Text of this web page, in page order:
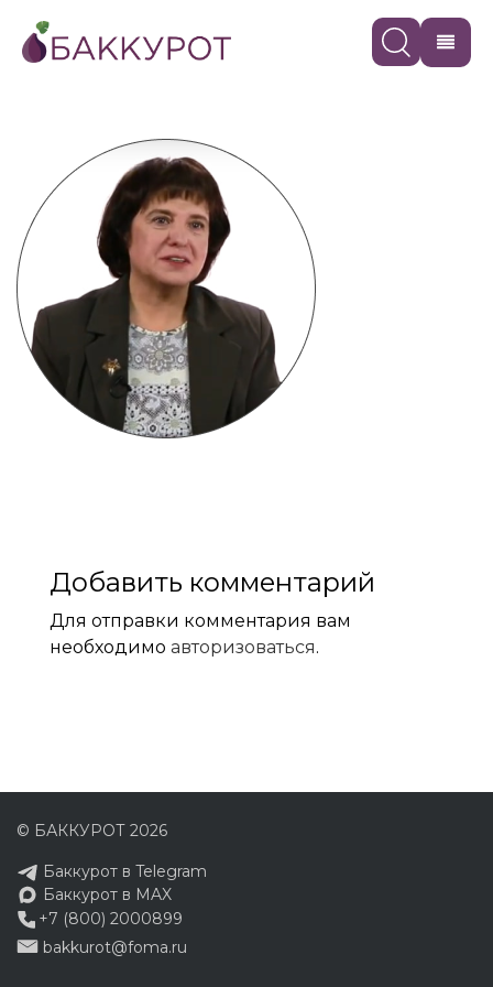
Добавить комментарий
Для отправки комментария вам
необходимо авторизоваться.
© БАККУРОТ 2026
Баккурот в Telegram
Баккурот в MAX
+7 (800) 2000899
bakkurot@foma.ru